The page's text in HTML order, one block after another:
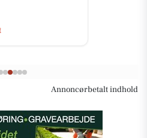
Annoncørbetalt indhold